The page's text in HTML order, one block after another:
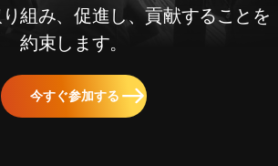
組み、促進し、貢献することを
約束します。
今すぐ参加する